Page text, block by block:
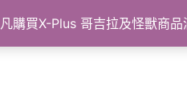
凡購買X-Plus 哥吉拉及怪獸商